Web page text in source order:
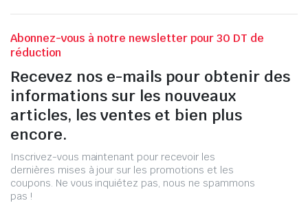
Abonnez-vous à notre newsletter pour 30 DT de
réduction
Recevez nos e-mails pour obtenir des
informations sur les nouveaux
articles, les ventes et bien plus
encore.
Inscrivez-vous maintenant pour recevoir les
dernières mises à jour sur les promotions et les
coupons. Ne vous inquiétez pas, nous ne spammons
pas !